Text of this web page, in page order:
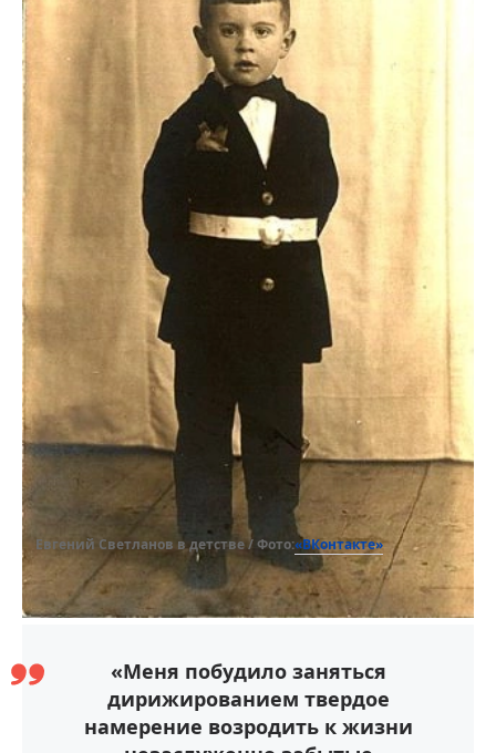
Евгений Светланов в детстве / Фото:«ВКонтакте»
«Меня побудило заняться
дирижированием твердое
намерение возродить к жизни